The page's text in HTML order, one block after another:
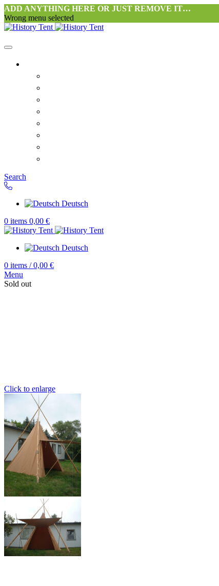
ADD ANYTHING HERE OR JUST REMOVE IT…
Wrong menu selected
Search
Deutsch
0 items 0,00 €
Deutsch
0 items / 0,00 €
Menu
Sold out
Click to enlarge